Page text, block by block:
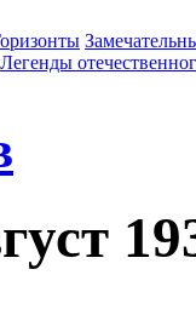
Легенды